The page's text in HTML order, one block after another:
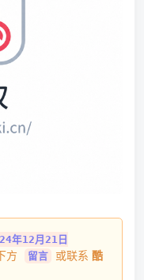
年12月21日
方 留言 或联系 酷